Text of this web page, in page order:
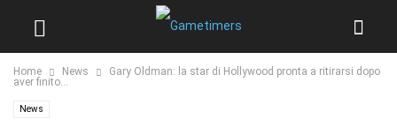
Home News
Gary Oldman: la star di Hollywood pronta a ritirarsi dopo
aver finito...
News